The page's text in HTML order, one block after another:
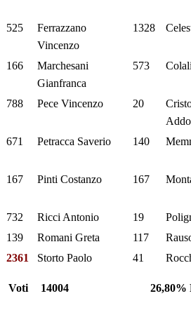
525
Ferrazzano
Vincenzo
1328
166
Marchesani
Gianfranca
573
788 Pece Vincenzo 20
671 Petracca Saverio 140
167 Pinti Costanzo 167
732 Ricci Antonio 19
139 Romani Greta 117
2361 Storto Paolo 41
Voti 14004 26,80%